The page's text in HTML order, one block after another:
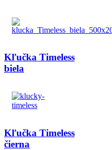
Kľučka Timeless
biela
Kľučka Timeless
čierna